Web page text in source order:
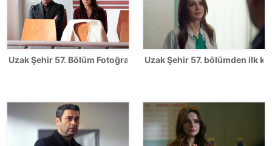
Uzak Şehir 57. Bölüm Fotoğrafları Uzak Şehir 57. bölümden ilk